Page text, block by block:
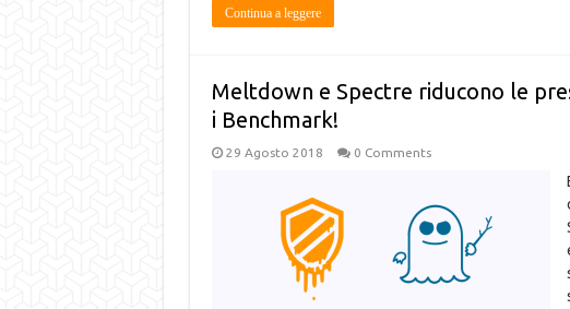
Continua a leggere
Meltdown e Spectre riducono le
i Benchmark!
29 Agosto 2018 0 Comments